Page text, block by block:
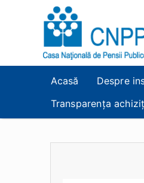
Casa
Județeană
Pensii
Acasă Despre
Transparența